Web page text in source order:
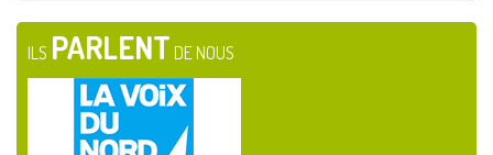
ILS PARLENT DE NOUS